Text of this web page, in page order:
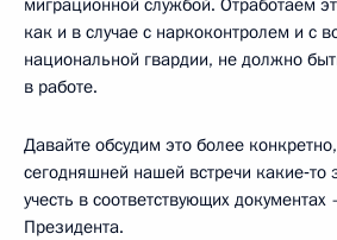
как и в случае с наркоконтролем и с
национальной гвардии, не должно
в работе.
Давайте обсудим это более
сегодняшней нашей встречи какие‑то
учесть в соответствующих документах
Президента.